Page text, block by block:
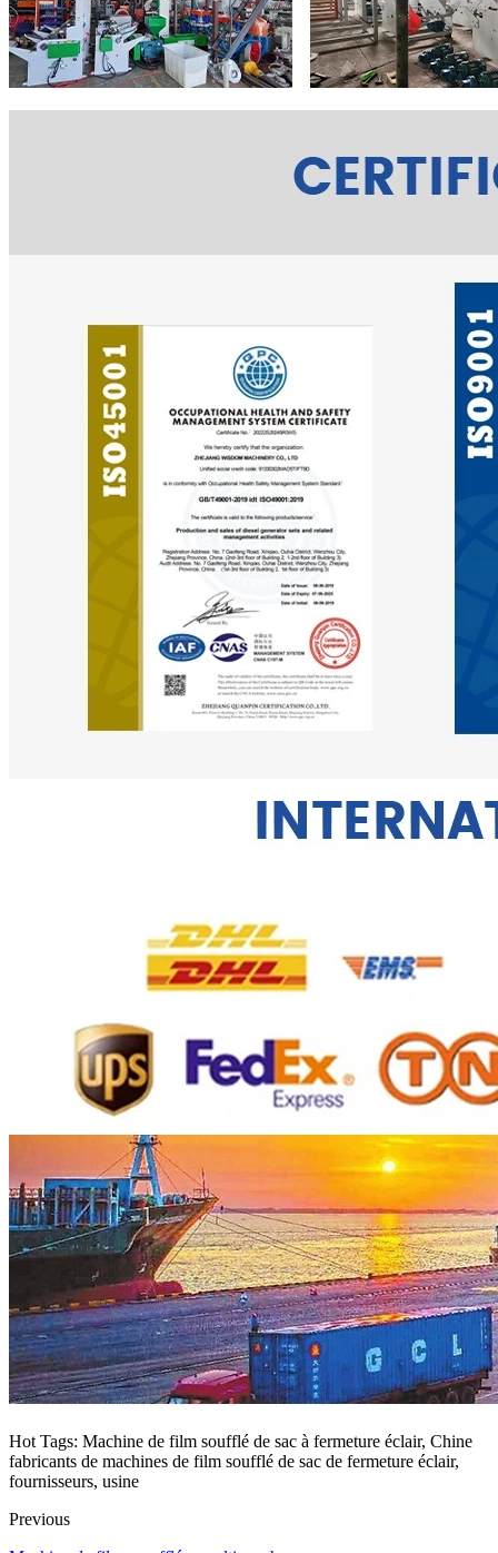
Hot Tags: Machine de film soufflé de sac à fermeture éclair, Chine
fabricants de machines de film soufflé de sac de fermeture éclair,
fournisseurs, usine
Previous